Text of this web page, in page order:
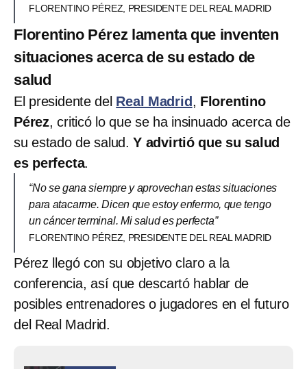
FLORENTINO PÉREZ, PRESIDENTE DEL REAL MADRID
Florentino Pérez lamenta que inventen
situaciones acerca de su estado de
salud
El presidente del Real Madrid, Florentino
Pérez, criticó lo que se ha insinuado acerca de
su estado de salud.Y advirtió que su salud
es perfecta.
“No se gana siempre y aprovechan estas situaciones
para atacarme. Dicen que estoy enfermo, que tengo
un cáncer terminal. Mi salud es perfecta”
FLORENTINO PÉREZ, PRESIDENTE DEL REAL MADRID
Pérez llegó con su objetivo claro a la
conferencia, así que descartó hablar de
posibles entrenadores o jugadores en el futuro
del Real Madrid.